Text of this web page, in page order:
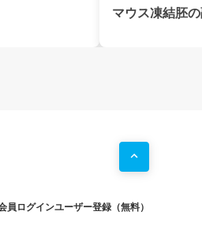
マウス凍結胚
員ログインユーザー登録（無料）